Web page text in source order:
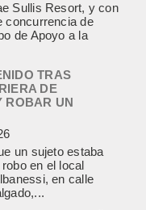
Sullis Resort, y con
concurrencia de
de Apoyo a la
TRAS
DE
ROBAR UN
un sujeto estaba
en el local
en calle